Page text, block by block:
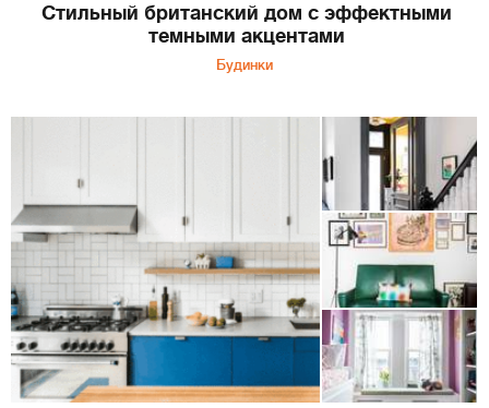
Стильный британский дом с эффектными
темными акцентами
Будинки